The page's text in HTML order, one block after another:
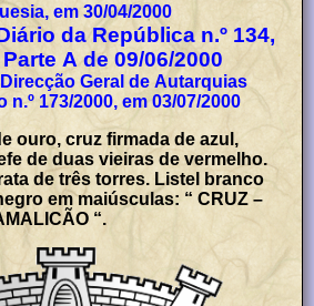
em 30/04/2000
da República n.º 134,
Parte A de 09/06/2000
Geral de Autarquias
n.º 173/2000, em 03/07/2000
ouro, cruz firmada de azul,
de duas vieiras de vermelho.
de três torres. Listel branco
em maiúsculas: “ CRUZ –
“.